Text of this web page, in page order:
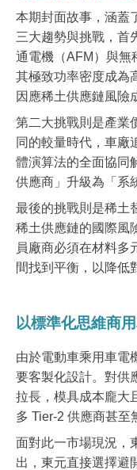
本期封面故事，涵蓋
三大趨勢與挑戰，首
通電機（AFM）與無
其極致功率密度成為
因應稀土供應鏈風險
第二大挑戰則是產業
同的較量時代，車廠
體演算法的全面協同
供應商」升級為「系
最後的挑戰則是稀土
稀土供應鏈的國際風
員廠商必須在材料多
間找到平衡，以降低
以標準化思維商
由於電動車乘用車電
要客製化設計。對供
拉長，模具成本龐大
多 Tier-2 供應商甚至
面對此一市場現況，
出，東元直接選擇避